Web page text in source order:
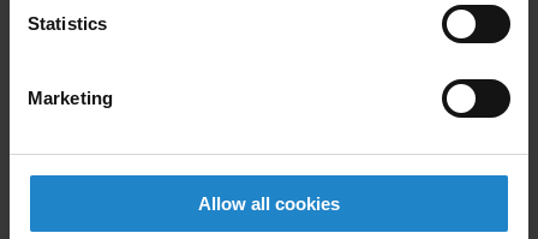
Statistics
Marketing
Allow all cookies
Integrationsudfordringer og
hvordan man overvinder dem
Integration af AMR'er i eksisterende lagersystemer kan